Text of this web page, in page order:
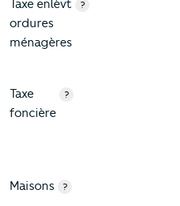
Taxe enlèvt
ordures
ménagères
?
Taxe
foncière
?
Maisons ?